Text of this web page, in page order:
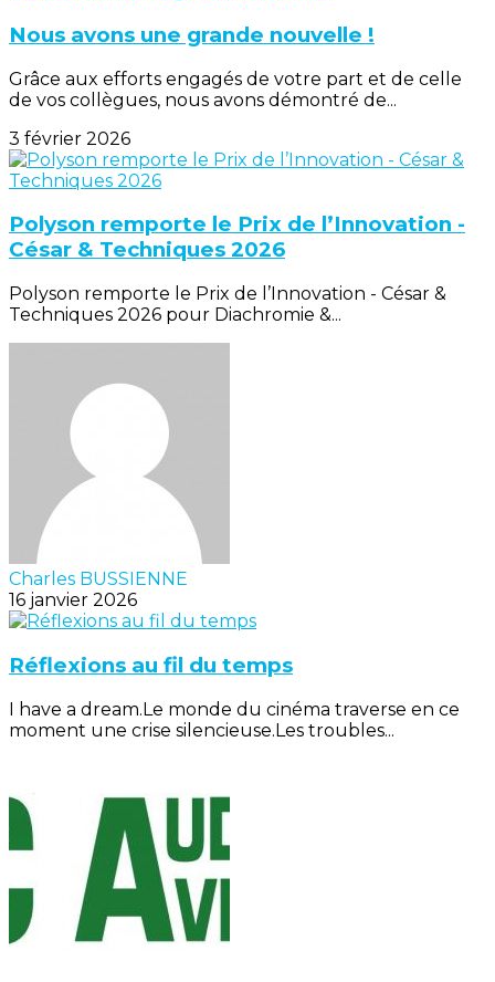
Nous avons une grande nouvelle !
Grâce aux efforts engagés de votre part et de celle
de vos collègues, nous avons démontré de...
3 février 2026
Polyson remporte le Prix de l’Innovation -
César & Techniques 2026
Polyson remporte le Prix de l’Innovation - César &
Techniques 2026 pour Diachromie &...
Charles BUSSIENNE
16 janvier 2026
Réflexions au fil du temps
I have a dream.Le monde du cinéma traverse en ce
moment une crise silencieuse.Les troubles...